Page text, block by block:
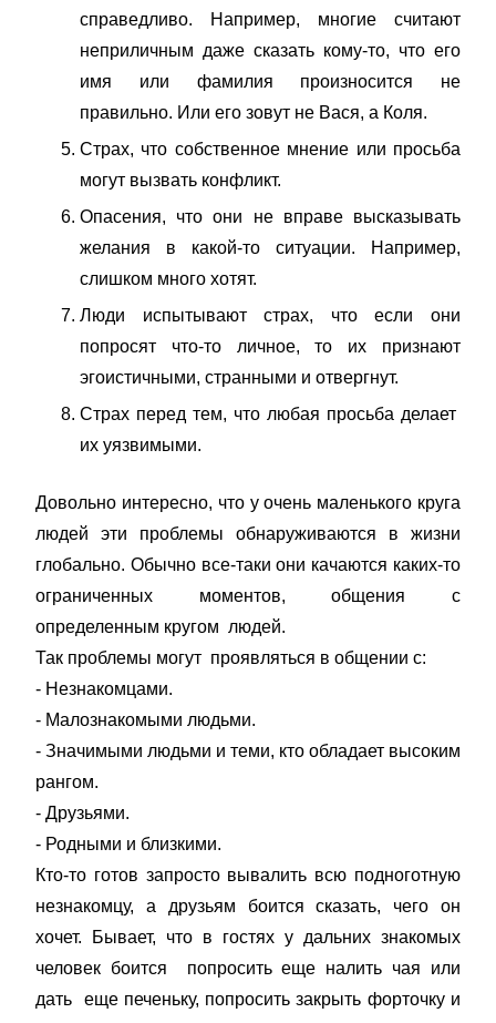
справедливо. Например, многие считают
неприличным даже сказать кому-то, что его
имя или фамилия произносится не
правильно. Или его зовут не Вася, а Коля.
Страх, что собственное мнение или просьба
могут вызвать конфликт.
Опасения, что они не вправе высказывать
желания в какой-то ситуации. Например,
слишком много хотят.
Люди испытывают страх, что если они
попросят что-то личное, то их признают
эгоистичными, странными и отвергнут.
Страх перед тем, что любая просьба делает
их уязвимыми.
Довольно интересно, что у очень маленького круга
людей эти проблемы обнаруживаются в жизни
глобально. Обычно все-таки они качаются каких-то
ограниченных моментов, общения с
определенным кругом людей.
Так проблемы могут проявляться в общении с:
- Незнакомцами.
- Малознакомыми людьми.
- Значимыми людьми и теми, кто обладает высоким
рангом.
- Друзьями.
- Родными и близкими.
Кто-то готов запросто вывалить всю подноготную
незнакомцу, а друзьям боится сказать, чего он
хочет. Бывает, что в гостях у дальних знакомых
человек боится попросить еще налить чая или
дать еще печеньку, попросить закрыть форточку и